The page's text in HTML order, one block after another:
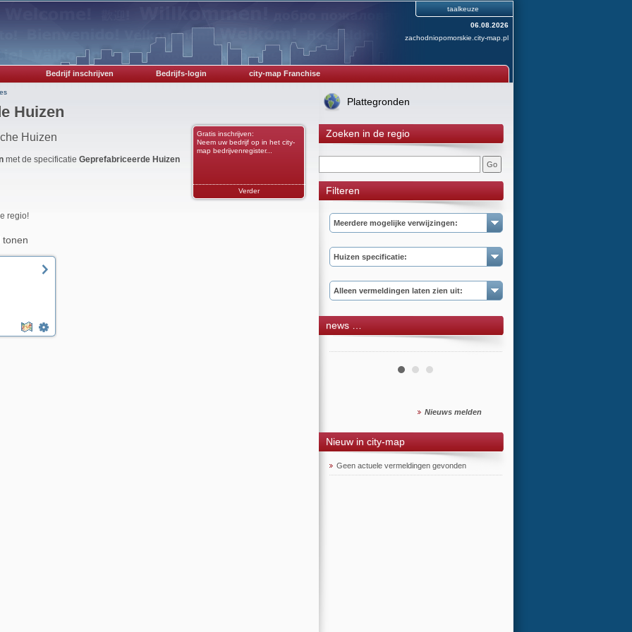
taalkeuze
06.08.2026
zachodniopomorskie.city-map.pl
Bedrijf inschrijven Bedrijfs-login city-map Franchise
Huizen
Huizen
Gratis inschrijven:
Neem uw bedrijf op in het city-
map bedrijvenregister...
Verder
met de specificatie Geprefabriceerde Huizen
regio!
tonen
Plattegronden
Zoeken in de regio
Filteren
Meerdere mogelijke verwijzingen:
Huizen specificatie:
Alleen vermeldingen laten zien uit:
news …
Nieuws melden
Nieuw in city-map
Geen actuele vermeldingen gevonden